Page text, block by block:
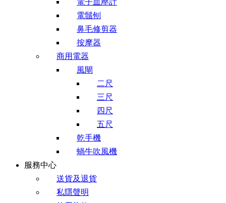
電鬚刨
鼻毛修剪器
按摩器
商用電器
風閘
二尺
三尺
四尺
五尺
乾手機
蝸牛吹風機
服務中心
送貨及退貨
私隱聲明